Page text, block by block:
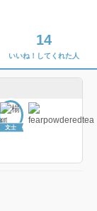
14
いいね！してくれた人
文士